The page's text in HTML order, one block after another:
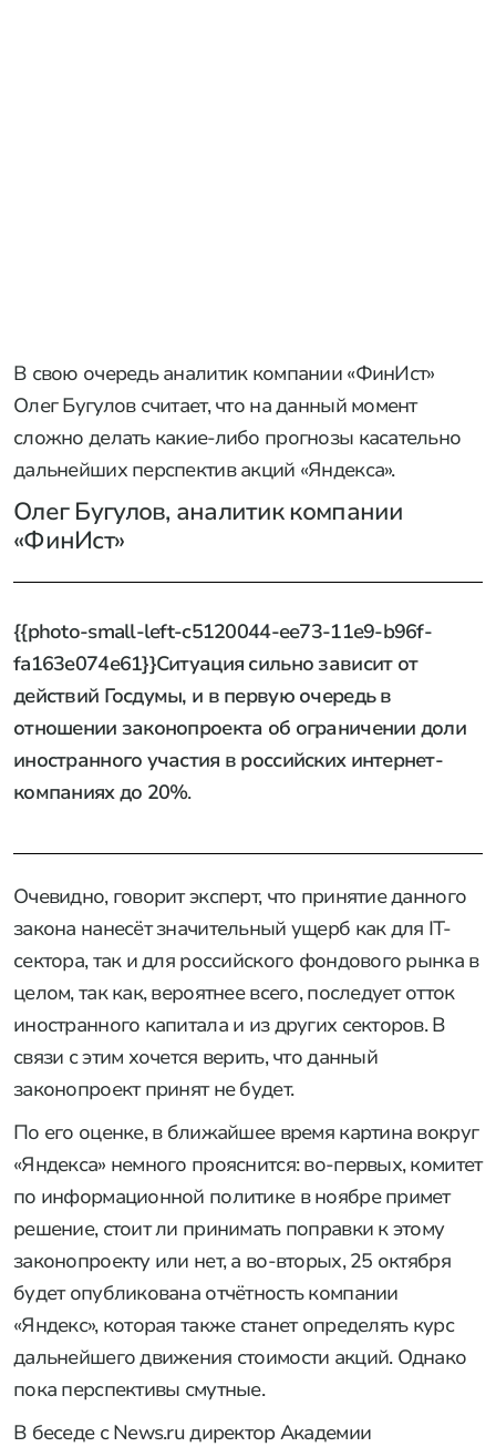
В свою очередь аналитик компании «ФинИст»
Олег Бугулов считает, что на данный момент
сложно делать какие-либо прогнозы касательно
дальнейших перспектив акций «Яндекса».
Олег Бугулов, аналитик компании
«ФинИст»
{{photo-small-left-c5120044-ee73-11e9-b96f-
fa163e074e61}}Ситуация сильно зависит от
действий Госдумы, и в первую очередь в
отношении законопроекта об ограничении доли
иностранного участия в российских интернет-
компаниях до 20%.
Очевидно, говорит эксперт, что принятие данного
закона нанесёт значительный ущерб как для IT-
сектора, так и для российского фондового рынка в
целом, так как, вероятнее всего, последует отток
иностранного капитала и из других секторов. В
связи с этим хочется верить, что данный
законопроект принят не будет.
По его оценке, в ближайшее время картина вокруг
«Яндекса» немного прояснится: во-первых, комитет
по информационной политике в ноябре примет
решение, стоит ли принимать поправки к этому
законопроекту или нет, а во-вторых, 25 октября
будет опубликована отчётность компании
«Яндекс», которая также станет определять курс
дальнейшего движения стоимости акций. Однако
пока перспективы смутные.
В беседе с News.ru директор Академии